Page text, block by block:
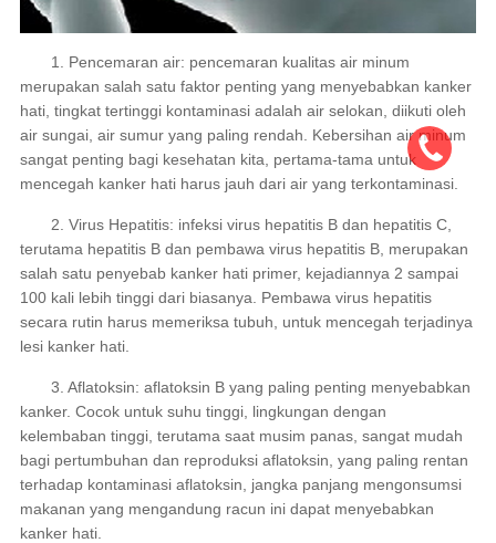
1. Pencemaran air: pencemaran kualitas air minum
merupakan salah satu faktor penting yang menyebabkan kanker
hati, tingkat tertinggi kontaminasi adalah air selokan, diikuti oleh
air sungai, air sumur yang paling rendah. Kebersihan air minum
sangat penting bagi kesehatan kita, pertama-tama untuk
mencegah kanker hati harus jauh dari air yang terkontaminasi.
2. Virus Hepatitis: infeksi virus hepatitis B dan hepatitis C,
terutama hepatitis B dan pembawa virus hepatitis B, merupakan
salah satu penyebab kanker hati primer, kejadiannya 2 sampai
100 kali lebih tinggi dari biasanya. Pembawa virus hepatitis
secara rutin harus memeriksa tubuh, untuk mencegah terjadinya
lesi kanker hati.
3. Aflatoksin: aflatoksin B yang paling penting menyebabkan
kanker. Cocok untuk suhu tinggi, lingkungan dengan
kelembaban tinggi, terutama saat musim panas, sangat mudah
bagi pertumbuhan dan reproduksi aflatoksin, yang paling rentan
terhadap kontaminasi aflatoksin, jangka panjang mengonsumsi
makanan yang mengandung racun ini dapat menyebabkan
kanker hati.